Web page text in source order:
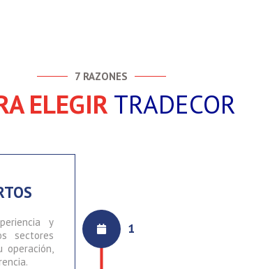
7 RAZONES
ELEGIR TRADECOR
y
sectores
1